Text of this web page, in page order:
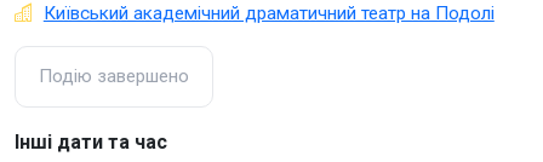
Київський академічний драматичний театр на Подолі
Подію завершено
Інші дати та час